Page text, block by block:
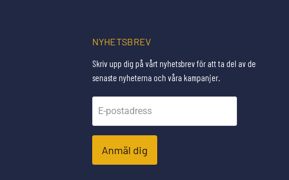
NYHETSBREV
Skriv upp dig på vårt nyhetsbrev för att ta del av de
senaste nyheterna och våra kampanjer.
E-postadress
Anmäl dig